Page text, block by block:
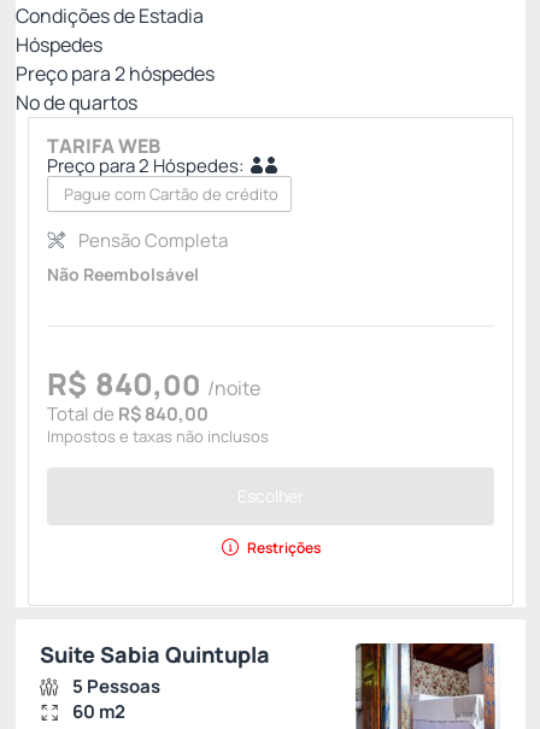
Condições de Estadia
Hóspedes
Preço para2hóspedes
Nº de quartos
TARIFA WEB
Preço para 2 Hóspedes:
Pague com Cartão de crédito
Pensão Completa
Não Reembolsável
R$ 840,00 /noite
Total de R$ 840,00
Impostos e taxas não inclusos
Escolher
Restrições
Suite Sabia Quintupla
5 Pessoas
60 m2